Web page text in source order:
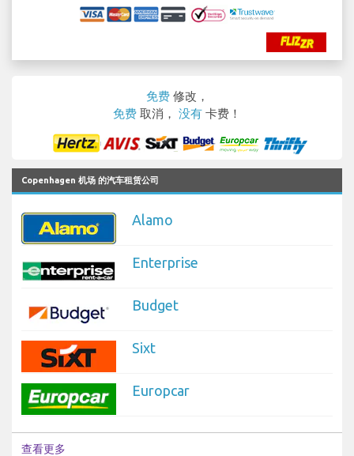
免费 修改，
免费 取消， 没有 卡费！
Copenhagen 机场 的汽车租赁公司
Alamo
Enterprise
Budget
Sixt
Europcar
查看更多